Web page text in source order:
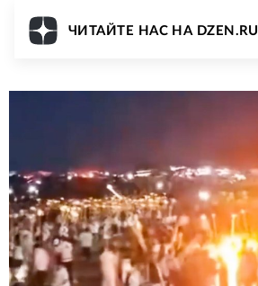
ЧИТАЙТЕ НАС НА DZEN.RU